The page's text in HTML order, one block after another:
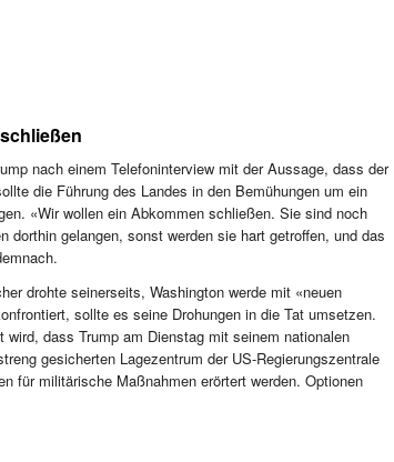
nach einem Telefoninterview mit der Aussage, dass der
die Führung des Landes in den Bemühungen um ein
«Wir wollen ein Abkommen schließen. Sie sind noch
dorthin gelangen, sonst werden sie hart getroffen, und das
drohte seinerseits, Washington werde mit «neuen
sollte es seine Drohungen in die Tat umsetzen.
dass Trump am Dienstag mit seinem nationalen
gesicherten Lagezentrum der US-Regierungszentrale
für militärische Maßnahmen erörtert werden. Optionen